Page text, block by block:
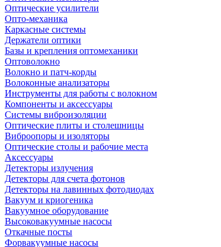
Оптические усилители
Опто-механика
Каркасные системы
Держатели оптики
Базы и крепления оптомеханики
Оптоволокно
Волокно и патч-корды
Волоконные анализаторы
Инструменты для работы с волокном
Компоненты и аксессуары
Системы виброизоляции
Оптические плиты и столешницы
Виброопоры и изоляторы
Оптические столы и рабочие места
Аксессуары
Детекторы излучения
Детекторы для счета фотонов
Детекторы на лавинных фотодиодах
Вакуум и криогеника
Вакуумное оборудование
Высоковакуумные насосы
Откачные посты
Форвакуумные насосы